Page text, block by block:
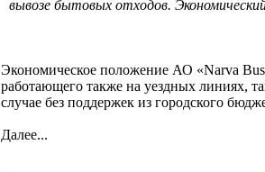
вывозе бытовых отходов.
Экономическое положение АО «Narva
работающего также на уездных линиях,
случае без поддержек из городского
Далее...